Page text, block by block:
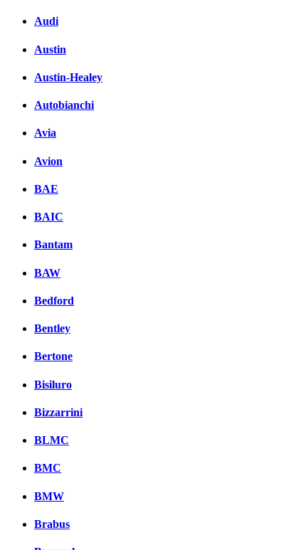
Audi
Austin
Austin-Healey
Autobianchi
Avia
Avion
BAE
BAIC
Bantam
BAW
Bedford
Bentley
Bertone
Bisiluro
Bizzarrini
BLMC
BMC
BMW
Brabus